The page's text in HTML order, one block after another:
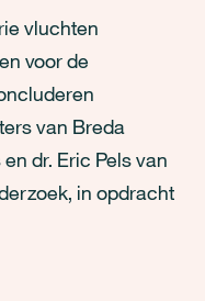
vluchten
voor de
van Breda
dr. Eric Pels van
in opdracht